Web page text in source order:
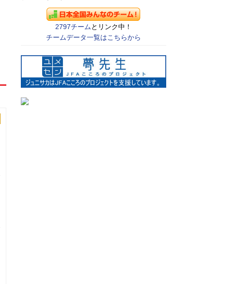
2797チーム とリンク中！
チームデータ一覧はこちらから